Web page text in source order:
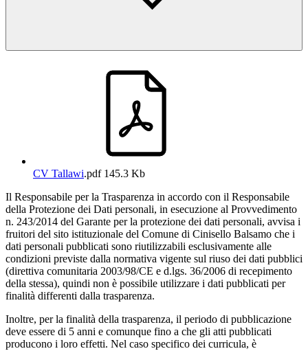
CV Tallawi.pdf145.3 Kb
Il Responsabile per la Trasparenza in accordo con il Responsabile
della Protezione dei Dati personali, in esecuzione al Provvedimento
n. 243/2014 del Garante per la protezione dei dati personali, avvisa i
fruitori del sito istituzionale del Comune di Cinisello Balsamo che i
dati personali pubblicati sono riutilizzabili esclusivamente alle
condizioni previste dalla normativa vigente sul riuso dei dati pubblici
(direttiva comunitaria 2003/98/CE e d.lgs. 36/2006 di recepimento
della stessa), quindi non è possibile utilizzare i dati pubblicati per
finalità differenti dalla trasparenza.
Inoltre, per la finalità della trasparenza, il periodo di pubblicazione
deve essere di 5 anni e comunque fino a che gli atti pubblicati
producono i loro effetti. Nel caso specifico dei curricula, è